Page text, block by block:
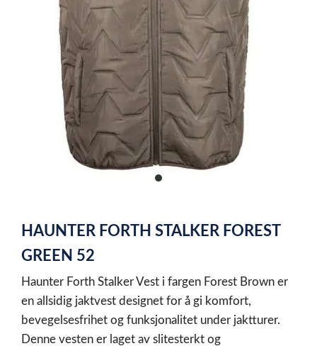
item
of
1
HAUNTER FORTH STALKER FOREST
GREEN 52
Haunter Forth Stalker Vest i fargen Forest Brown er
en allsidig jaktvest designet for å gi komfort,
bevegelsesfrihet og funksjonalitet under jaktturer.
Denne vesten er laget av slitesterkt og